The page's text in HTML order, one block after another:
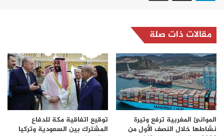
مقالات ذات صلة
الموانئ المغربية ترفع وتيرة
نشاطها خلال النصف الأول من
توقيع اتفاقية مكة للدفاع
المشترك بين السعودية وتركيا